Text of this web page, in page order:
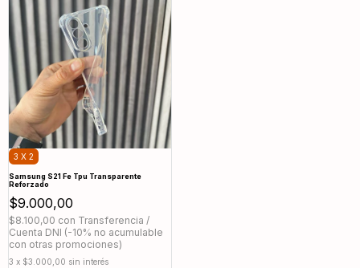
3 X 2
Samsung S21 Fe Tpu Transparente
Reforzado
$9.000,00
$8.100,00 con Transferencia /
Cuenta DNI (-10% no acumulable
con otras promociones)
3 x $3.000,00 sin interés